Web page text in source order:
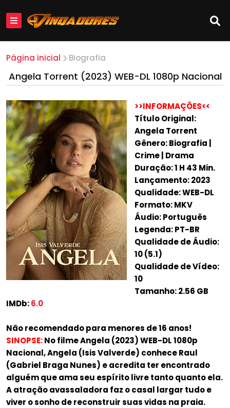
Página inicial Biografia
Angela Torrent (2023) WEB-DL 1080p Nacional
>>INFORMAÇÕES<<
Título Original:
Angela Torrent
Gênero: Biografia |
Crime | Drama
Duração: 1 H 43 Min.
Lançamento: 2023
Qualidade: WEB-DL
Formato: MKV
Áudio: Português
Legenda: PT-BR
Qualidade de Áudio:
10 (5.1)
Qualidade de Vídeo:
10
Tamanho: 2.56 GB
IMDb:6.0
Não recomendado para menores de 16 anos!
SINOPSE:No filme Angela (2023) WEB-DL 1080p
Nacional, Angela (Isis Valverde) conhece Raul
(Gabriel Braga Nunes) e acredita ter encontrado
alguém que ama seu espírito livre tanto quanto ela.
A atração avassaladora faz o casal largar tudo e
viver o sonho de reconstruir suas vidas na praia.